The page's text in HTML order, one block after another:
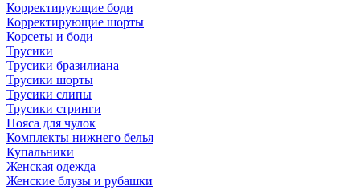
Корректирующие боди
Корректирующие шорты
Корсеты и боди
Трусики
Трусики бразилиана
Трусики шорты
Трусики слипы
Трусики стринги
Пояса для чулок
Комплекты нижнего белья
Купальники
Женская одежда
Женские блузы и рубашки